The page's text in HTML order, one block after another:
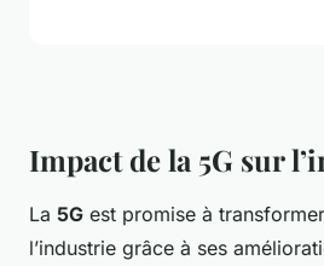
Impact de la 5G sur
La 5G est promise à
l’industrie grâce à ses